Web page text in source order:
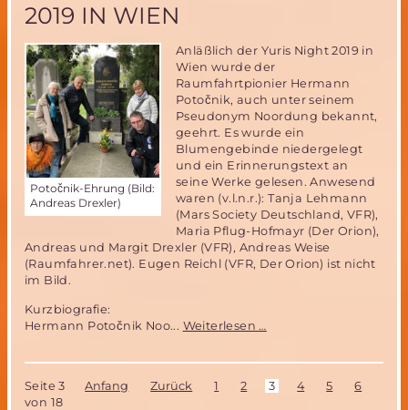
2019 IN WIEN
Potočnik-Ehrung (Bild:
Andreas Drexler)
Anläßlich der Yuris Night 2019 in
Wien wurde der
Raumfahrtpionier Hermann
Potočnik, auch unter seinem
Pseudonym Noordung bekannt,
geehrt. Es wurde ein
Blumengebinde niedergelegt
und ein Erinnerungstext an
seine Werke gelesen. Anwesend
waren (v.l.n.r.): Tanja Lehmann
(Mars Society Deutschland, VFR),
Maria Pflug-Hofmayr (Der Orion),
Andreas und Margit Drexler (VFR), Andreas Weise
(Raumfahrer.net). Eugen Reichl (VFR, Der Orion) ist nicht
im Bild.
Kurzbiografie:
Hermann Potočnik Noo... Weiterlesen …
der
Seite 3
von 18
Anfang Zurück 1 2 3 4 5 6